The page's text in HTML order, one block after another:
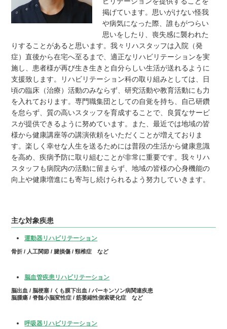
掲げています。思いがけない怪我
や病気になった際、誰もがつらい
思いをしたり、喪失感に襲われた
りすることがあると思います。我々リハスタッフは入院（発
症）直後から在宅へ至るまで、適正なリハビリテーションを実
施し、患者様が再び生き生きと自分らしい生活が送れるように
支援致します。リハビリテーション科の取り組みとしては、日
頃の臨床（治療）活動のみならず、研究活動や教育活動にも力
を入れております。専門職集団としての自覚を持ち、自己研鑽
を怠らず、質の高いスタッフを育成することで、良質なサービ
スが提供できるように努めています。また、最近では地域の皆
様から健康講座等の講演依頼をいただくことが増えておりま
す。楽しく幸せな人生を送るためには普段の生活から健康意識
を高め、疾病予防に取り組むことが非常に重要です。我々リハ
スタッフも病院内の活動に留まらず、地域の皆様の心身機能の
向上や健康増進にも寄与し続けられるよう努力していきます。
主な対象疾患
運動器リハビリテーション
骨折 / 人工関節 / 腱損傷 / 頸椎症 など
脳血管疾患リハビリテーション
脳出血 / 脳梗塞 / くも膜下出血 / パーキンソン病関連疾患
脳腫瘍 / 脊髄小脳変性症 / 筋萎縮性側索硬化症 など
呼吸器リハビリテーション